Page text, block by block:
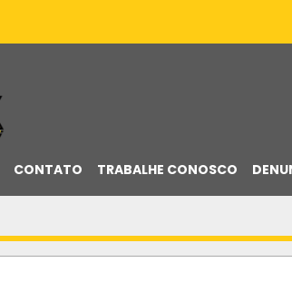
CONTATO TRABALHE CONOSCO